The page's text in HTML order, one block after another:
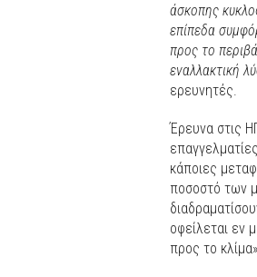
άσκοπης
επίπεδα
προς το
εναλλακτική
ερευνητές.
Έρευνα στις
κάποιες
ποσοστό των
οφείλεται εν
προς το